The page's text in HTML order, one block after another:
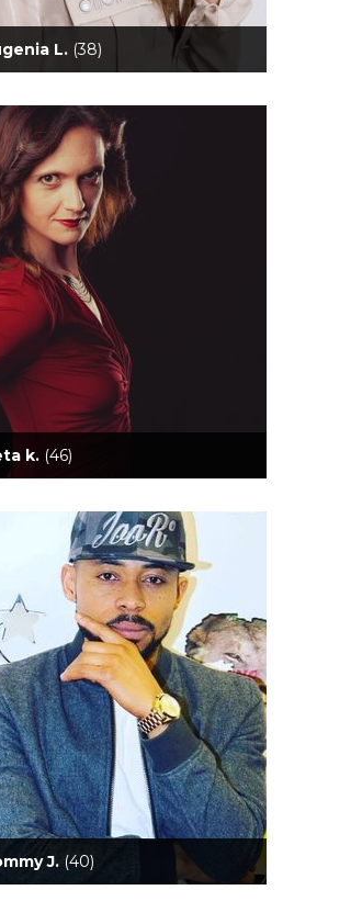
L. (38)
k. (46)
J. (40)